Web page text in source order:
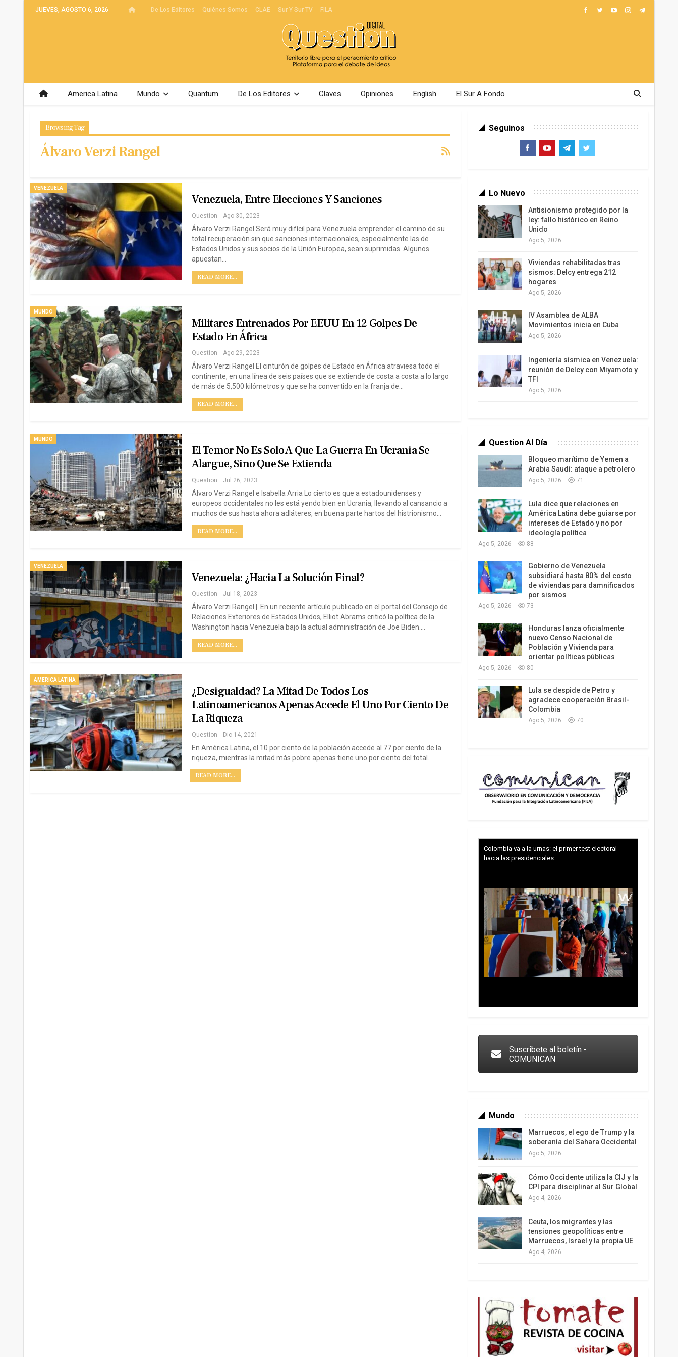
JUEVES, AGOSTO 6, 2026 De Los Editores Quiénes Somos CLAE Sur Y Sur TV FILA
America Latina Mundo Quantum De Los Editores Claves Opiniones English El Sur A Fondo
Browsing Tag
Álvaro Verzi Rangel
VENEZUELA
Venezuela, Entre Elecciones Y Sanciones
Question Ago 30, 2023
Álvaro Verzi Rangel Será muy difícil para Venezuela emprender el camino de su
total recuperación sin que sanciones internacionales, especialmente las de
Estados Unidos y sus socios de la Unión Europea, sean suprimidas. Algunos
apuestan…
READ MORE...
MUNDO
Militares Entrenados Por EEUU En 12 Golpes De
Estado En África
Question Ago 29, 2023
Álvaro Verzi Rangel El cinturón de golpes de Estado en África atraviesa todo el
continente, en una línea de seis países que se extiende de costa a costa a lo largo
de más de 5,500 kilómetros y que se ha convertido en la franja de…
READ MORE...
MUNDO
El Temor No Es Solo A Que La Guerra En Ucrania Se
Alargue, Sino Que Se Extienda
Question Jul 26, 2023
Álvaro Verzi Rangel e Isabella Arria Lo cierto es que a estadounidenses y
europeos occidentales no les está yendo bien en Ucrania, llevando al cansancio a
muchos de sus hasta ahora adláteres, en buena parte hartos del histrionismo…
READ MORE...
VENEZUELA
Venezuela: ¿hacia La Solución Final?
Question Jul 18, 2023
Álvaro Verzi Rangel | En un reciente artículo publicado en el portal del Consejo de
Relaciones Exteriores de Estados Unidos, Elliot Abrams criticó la política de la
Washington hacia Venezuela bajo la actual administración de Joe Biden.…
READ MORE...
AMERICA LATINA
¿Desigualdad? La Mitad De Todos Los
Latinoamericanos Apenas Accede El Uno Por Ciento De
La Riqueza
Question Dic 14, 2021
En América Latina, el 10 por ciento de la población accede al 77 por ciento de la
riqueza, mientras la mitad más pobre apenas tiene uno por ciento del total.
READ MORE...
Seguinos
Lo Nuevo
Antisionismo protegido por la
ley: fallo histórico en Reino
Unido
Ago 5, 2026
Viviendas rehabilitadas tras
sismos: Delcy entrega 212
hogares
Ago 5, 2026
IV Asamblea de ALBA
Movimientos inicia en Cuba
Ago 5, 2026
Ingeniería sísmica en Venezuela:
reunión de Delcy con Miyamoto y
TFI
Ago 5, 2026
Question Al Día
Bloqueo marítimo de Yemen a
Arabia Saudí: ataque a petrolero
Ago 5, 2026 71
Lula dice que relaciones en
América Latina debe guiarse por
intereses de Estado y no por
ideología política
Ago 5, 2026 88
Gobierno de Venezuela
subsidiará hasta 80% del costo
de viviendas para damnificados
por sismos
Ago 5, 2026 73
Honduras lanza oficialmente
nuevo Censo Nacional de
Población y Vivienda para
orientar políticas públicas
Ago 5, 2026 80
Lula se despide de Petro y
agradece cooperación Brasil-
Colombia
Ago 5, 2026 70
Colombia va a la urnas: el primer test electoral
hacia las presidenciales
Los latinos le van dando la espalda a Trump
Suscribete al boletín -
COMUNICAN
Mundo
Marruecos, el ego de Trump y la
soberanía del Sahara Occidental
Ago 5, 2026
Cómo Occidente utiliza la CIJ y la
CPI para disciplinar al Sur Global
Ago 4, 2026
Ceuta, los migrantes y las
tensiones geopolíticas entre
Marruecos, Israel y la propia UE
Ago 4, 2026